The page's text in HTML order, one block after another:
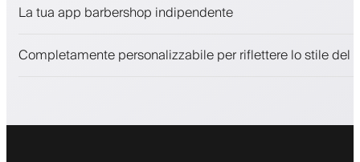
Coinvolgi i clienti con un programma fedeltà
La tua app barbershop indipendente
Completamente personalizzabile per riflettere lo stile del